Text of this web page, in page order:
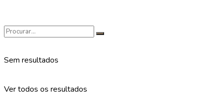
Sem resultados
Ver todos os resultados